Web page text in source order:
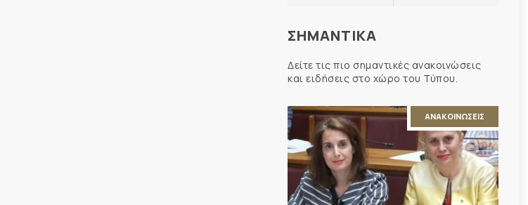
ΣΗΜΑΝΤΙΚΑ
Δείτε τις πιο σημαντικές ανακοινώσεις
και ειδήσεις στο χώρο του Τύπου.
ΑΝΑΚΟΙΝΩΣΕΙΣ